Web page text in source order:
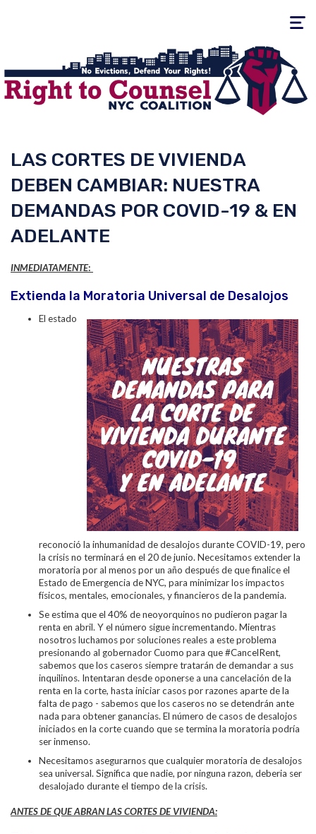
Toggle
LAS CORTES DE VIVIENDA
DEBEN CAMBIAR: NUESTRA
DEMANDAS POR COVID-19 & EN
ADELANTE
INMEDIATAMENTE:
Extienda la Moratoria Universal de Desalojos
El estado
reconoció la inhumanidad de desalojos durante COVID-19, pero
la crisis no terminará en el 20 de junio. Necesitamos extender la
moratoria por al menos por un año después de que finalice el
Estado de Emergencia de NYC, para minimizar los impactos
físicos, mentales, emocionales, y financieros de la pandemia.
Se estima que el 40% de neoyorquinos no pudieron pagar la
renta en abril. Y el número sigue incrementando. Mientras
nosotros luchamos por soluciones reales a este problema
presionando al gobernador Cuomo para que #CancelRent,
sabemos que los caseros siempre tratarán de demandar a sus
inquilinos. Intentaran desde oponerse a una cancelación de la
renta en la corte, hasta iniciar casos por razones aparte de la
falta de pago - sabemos que los caseros no se detendrán ante
nada para obtener ganancias. El número de casos de desalojos
iniciados en la corte cuando que se termina la moratoria podría
ser inmenso.
Necesitamos asegurarnos que cualquier moratoria de desalojos
sea universal. Significa que nadie, por ninguna razon, deberia ser
desalojado durante el tiempo de la crisis.
ANTES DE QUE ABRAN LAS CORTES DE VIVIENDA: